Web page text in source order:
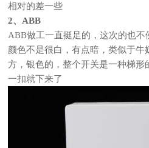
相对的差一些
2、ABB
ABB做工一直挺足的，这次的也不
颜色不是很白，有点暗，类似于牛
方，银色的，整个开关是一种梯形
一扣就下来了